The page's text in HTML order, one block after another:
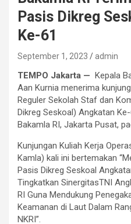
Pasis Dikreg
Ke-61
September 1, 2023 admin
TEMPO Jakarta — Kepala
Aan Kurnia menerima
Reguler Sekolah Staf dan
Dikreg Seskoal) Angkatan
Bakamla RI, Jakarta Pusat,
Kunjungan Kuliah Kerja
Kamla) kali ini bertemakan
Pasis Dikreg Seskoal
Tingkatkan SinergitasTNI
RI Guna Mendukung
Keamanan di Laut Dalam
NKRI”.